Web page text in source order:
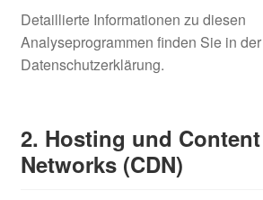
Detaillierte Informationen zu diesen
Analyseprogrammen finden Sie in
Datenschutzerklärung.
2. Hosting und
Networks (CDN)